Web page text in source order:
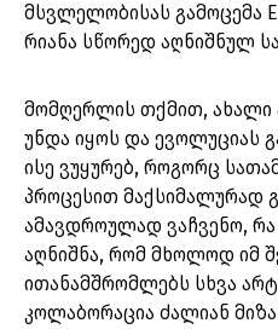
მსვლელობისას გამოცემა
რიანა სწორედ აღნიშნულ
მომღერლის თქმით,
უნდა იყოს და ევოლუციას
ისე ვუყურებ, როგორც
პროცესით მაქსიმალურად
ამავდროულად ვაჩვენო, რა
აღნიშნა, რომ მხოლოდ იმ
ითანამშრომლებს სხვა
კოლაბორაცია ძალიან